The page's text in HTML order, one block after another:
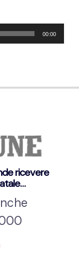
00:00
ricevere